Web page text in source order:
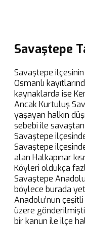
Savaştepe
Savaştepe
Osmanlı
kaynaklarda ise
Ancak Kurtuluş
yaşayan halkın
sebebi ile
Savaştepe
Savaştepe
alan Halkapınar
Köyleri oldukça
Savaştepe
böylece burada
Anadolu’nun
üzere
bir kanun ile ilçe